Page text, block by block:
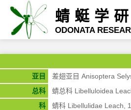
蜻蜓学
ODONATA
亚目
差翅亚目 Anisoptera
总科
蜻总科 Libelluloidea
科
蜻科 Libellulidae Leach,